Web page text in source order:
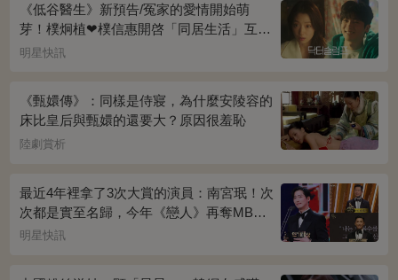
《低谷醫生》新預告/冤家的愛情開始萌
芽！樸炯植❤樸信惠開啓「同居生活」互相
共鳴、安慰~
明星快訊
《甄嬛傳》：同樣是侍寢，為什麼安陵容的
床比皇后與甄嬛的還要大？原因很羞恥
陸劇賞析
最近4年裡拿了3次大賞的演員：南宮珉！次
次都是實至名歸，今年《戀人》再奪MBC
演技大賞
明星快訊